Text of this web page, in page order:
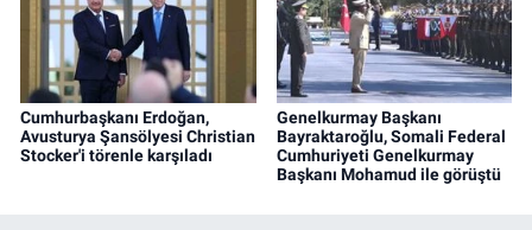
Cumhurbaşkanı Erdoğan,
Avusturya Şansölyesi Christian
Stocker'i törenle karşıladı
Genelkurmay Başkanı
Bayraktaroğlu, Somali Federal
Cumhuriyeti Genelkurmay
Başkanı Mohamud ile görüştü